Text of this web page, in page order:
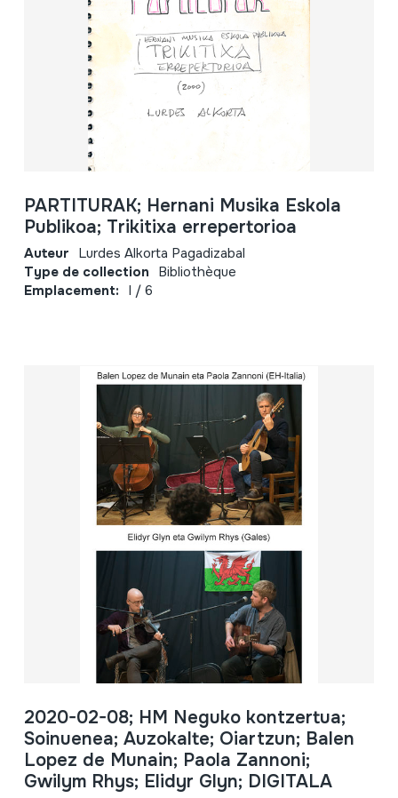
PARTITURAK; Hernani Musika Eskola
Publikoa; Trikitixa errepertorioa
Auteur Lurdes Alkorta Pagadizabal
Type de collection Bibliothèque
Emplacement: I / 6
2020-02-08; HM Neguko kontzertua;
Soinuenea; Auzokalte; Oiartzun; Balen
Lopez de Munain; Paola Zannoni;
Gwilym Rhys; Elidyr Glyn; DIGITALA